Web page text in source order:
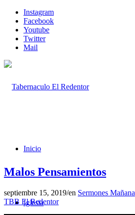
Instagram
Facebook
Youtube
Twitter
Mail
Inicio
Iglesia
Malos Pensamientos
septiembre 15, 2019/en Sermones Mañana
TBB El Redentor